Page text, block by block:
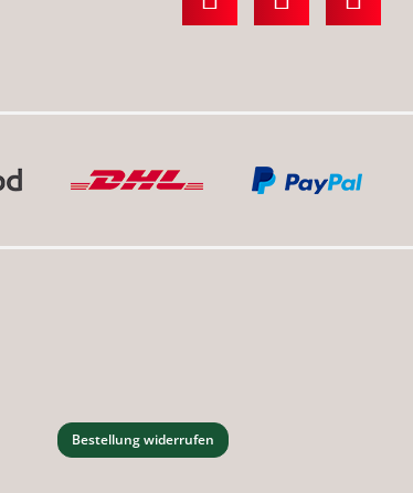
Bestellung widerrufen